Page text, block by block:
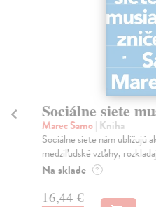
Sociálne siete
Marec Samo| Kniha
Sociálne siete nám ubližujú
medziľudské vzťahy,
Na sklade ?
16,44 €